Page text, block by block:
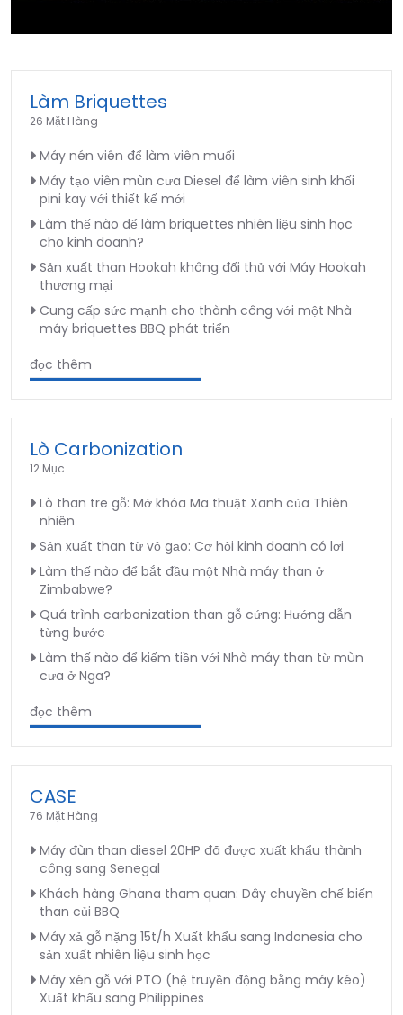
Làm Briquettes
26 Mặt Hàng
Máy nén viên để làm viên muối
Máy tạo viên mùn cưa Diesel để làm viên sinh khối
pini kay với thiết kế mới
Làm thế nào để làm briquettes nhiên liệu sinh học
cho kinh doanh?
Sản xuất than Hookah không đối thủ với Máy Hookah
thương mại
Cung cấp sức mạnh cho thành công với một Nhà
máy briquettes BBQ phát triển
đọc thêm
Lò Carbonization
12 Mục
Lò than tre gỗ: Mở khóa Ma thuật Xanh của Thiên
nhiên
Sản xuất than từ vỏ gạo: Cơ hội kinh doanh có lợi
Làm thế nào để bắt đầu một Nhà máy than ở
Zimbabwe?
Quá trình carbonization than gỗ cứng: Hướng dẫn
từng bước
Làm thế nào để kiếm tiền với Nhà máy than từ mùn
cưa ở Nga?
đọc thêm
CASE
76 Mặt Hàng
Máy đùn than diesel 20HP đã được xuất khẩu thành
công sang Senegal
Khách hàng Ghana tham quan: Dây chuyền chế biến
than củi BBQ
Máy xả gỗ nặng 15t/h Xuất khẩu sang Indonesia cho
sản xuất nhiên liệu sinh học
Máy xén gỗ với PTO (hệ truyền động bằng máy kéo)
Xuất khẩu sang Philippines